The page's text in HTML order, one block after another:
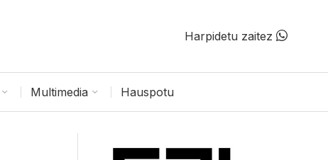
Harpidetu zaitez
Multimedia Hauspotu